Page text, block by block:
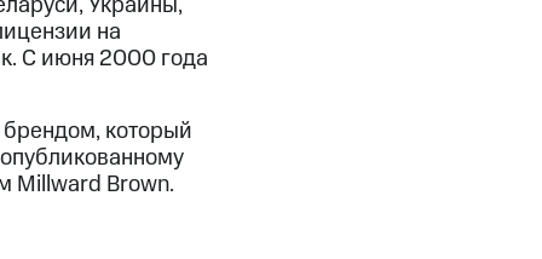
на
С июня 2000 года
который
Millward Brown.